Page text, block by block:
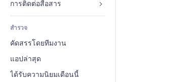
ทำอันดับเว็บไซต์
อีเมล
บัญชี
คูปอง & ความภักดีในแบรนด์
โซลูชันคลังสินค้า
การดรอปชิป
อสังหาริมทรัพย์
การจอง
พอดแคสต์
การถ่ายภาพ
วิดีโอ
PDF
การแชร์ไฟล์
แผนที่  & การนำทาง
ส่วนบุคคล & ความปลอดภัย
นาฬิกา
เทมเพลตเพจ
เอฟเฟกต์รูปภาพ
ปุ่ม & เมนู
แบบฟอร์ม
แบบสำรวจ
แชต
หมายเหตุ
สำรวจ
คัดสรรโดยทีมงาน
แอปล่าสุด
ได้รับความนิยมเดือนนี้